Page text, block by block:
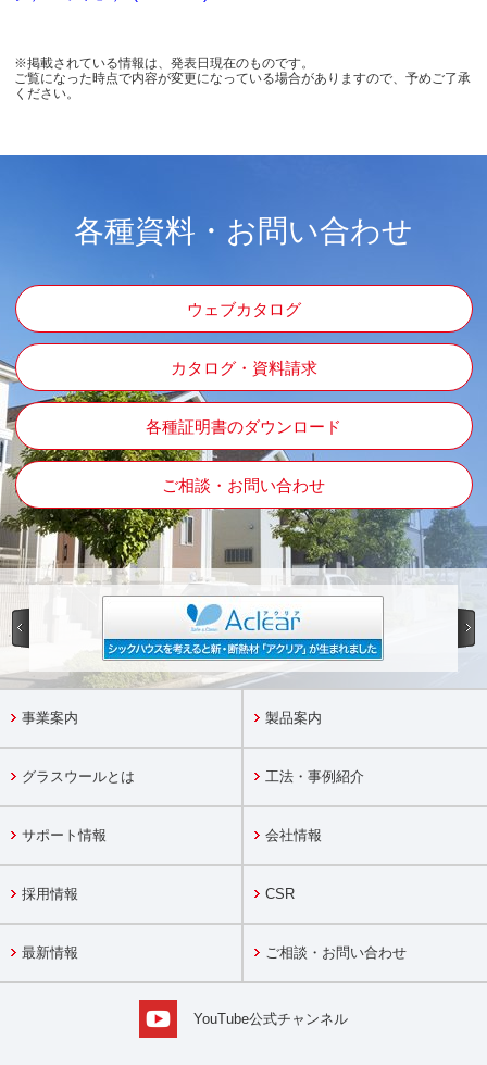
※掲載されている情報は、発表日現在のものです。
ご覧になった時点で内容が変更になっている場合がありますので、予めご了承
ください。
各種資料・お問い合わせ
ウェブカタログ
カタログ・資料請求
各種証明書のダウンロード
ご相談・お問い合わせ
事業案内 製品案内
グラスウールとは 工法・事例紹介
サポート情報 会社情報
採用情報 CSR
最新情報 ご相談・お問い合わせ
YouTube公式チャンネル